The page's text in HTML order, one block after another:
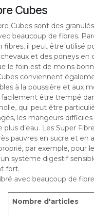
Cubes
Cubes sont des
beaucoup de fibres.
fibres, il peut être utilisé
et des poneys en
le foin est de moins
conviennent
à la poussière et aux
être trempé
qui peut être
les mangeurs
plus d'eau. Les Super
pauvres en sucre et en
par exemple, pour
système digestif
fort.
avec beaucoup de
Nombre d'articles